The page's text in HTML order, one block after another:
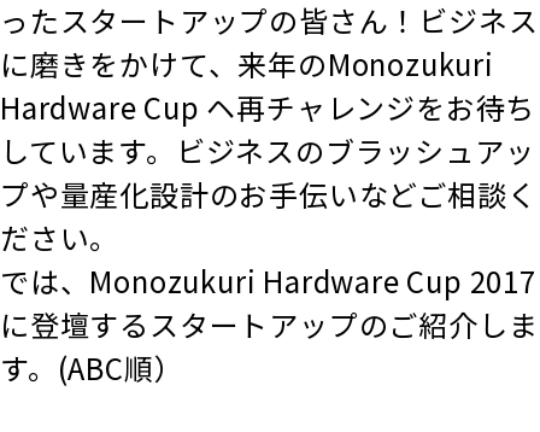
ったスタートアップの皆さん！ビジネス
に磨きをかけて、来年のMonozukuri
Hardware Cup ヘ再チャレンジをお待ち
しています。ビジネスのブラッシュアッ
プや量産化設計のお手伝いなどご相談く
ださい。
では、Monozukuri Hardware Cup 2017
に登壇するスタートアップのご紹介しま
す。(ABC順）